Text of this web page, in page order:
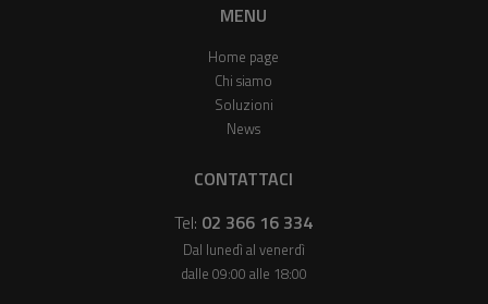
MENU
Home page
Chi siamo
Soluzioni
News
CONTATTACI
Tel: 02 366 16 334
Dal lunedì al venerdì
dalle 09:00 alle 18:00